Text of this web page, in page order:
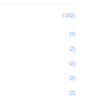
(182)
(3)
(2)
(2)
(2)
(2)